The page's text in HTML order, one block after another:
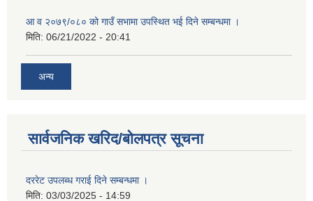
आ व २०७९/०८० को गाउँ सभामा उपस्थित भई दिने सम्बन्धमा ।
मिति: 06/21/2022 - 20:41
अन्य
सार्वजनिक खरिद/बोलपत्र सूचना
दररेट उपलब्ध गराई दिने सम्बन्धमा ।
मिति: 03/03/2025 - 14:59